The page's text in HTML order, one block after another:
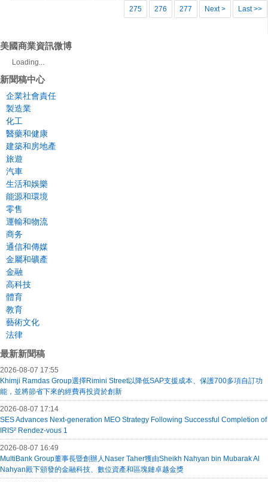
275 276 277 Next > Last >>
美國商業資訊微博
Loading...
新聞稿中心
企業社會責任
製造業
化工
醫藥和健康
建築和房地產
旅遊
汽車
生活和娛樂
能源和環境
零售
運輸和物流
商务
通信和傳媒
金屬和礦產
金融
高科技
體育
教育
藝術文化
法律
最新新聞稿
2026-08-07 17:55
Khimji Ramdas Group選擇Rimini Street以降低SAP支援成本、保護700多項自訂功
能，並將節省下來的經費再投資於創新
2026-08-07 17:14
SES Advances Next-generation MEO Strategy Following Successful Completion of
IRIS² Rendez-vous 1
2026-08-07 16:49
MultiBank Group董事長暨創辦人Naser Taher獲由Sheikh Nahyan bin Mubarak Al
Nahyan殿下頒發的金融科技、數位資產和區塊鏈卓越金獎